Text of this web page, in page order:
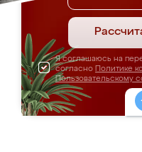
Я соглашаюсь на
согласно Политике
Пользовательскому